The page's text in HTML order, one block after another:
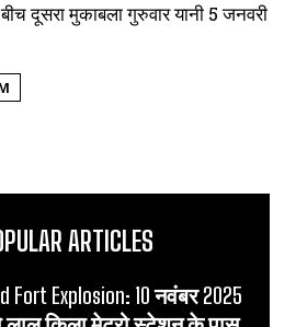
दूसरा मुकाबला गुरुवार यानी 5 जनवरी
ARTICLES
Fort Explosion: 10 नवंबर 2025